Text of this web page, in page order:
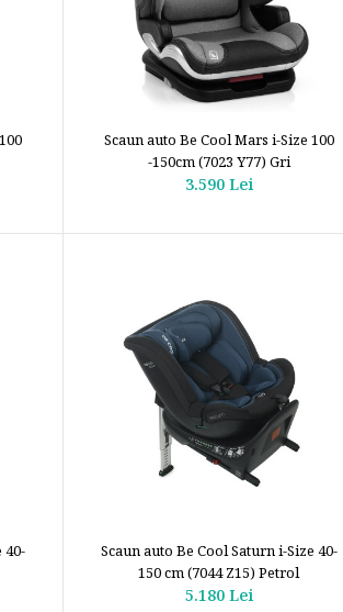
Scaun auto Be Cool Mars i-Size 100
-150cm (7023 Y77) Gri
3.590 Lei
40-
Scaun auto Be Cool Saturn i-Size 40-
150 cm (7044 Z15) Petrol
5.180 Lei